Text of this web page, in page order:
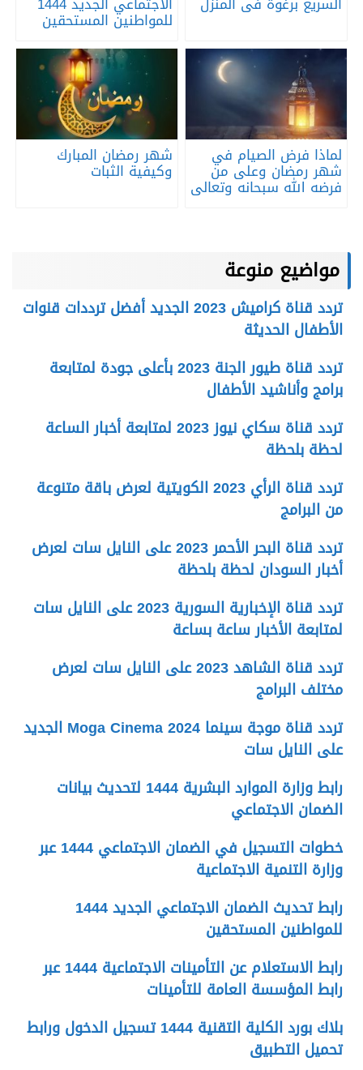
للمواطنين المستحقين
لماذا فرض الصيام في
شهر رمضان وعلى من
فرضه الله سبحانه وتعالى
شهر رمضان المبارك
وكيفية الثبات
مواضيع منوعة
تردد قناة كراميش 2023 الجديد أفضل ترددات قنوات
الأطفال الحديثة
تردد قناة طيور الجنة 2023 بأعلى جودة لمتابعة
برامج وأناشيد الأطفال
تردد قناة سكاي نيوز 2023 لمتابعة أخبار الساعة
لحظة بلحظة
تردد قناة الرأي 2023 الكويتية لعرض باقة متنوعة
من البرامج
تردد قناة البحر الأحمر 2023 على النايل سات لعرض
أخبار السودان لحظة بلحظة
تردد قناة الإخبارية السورية 2023 على النايل سات
لمتابعة الأخبار ساعة بساعة
تردد قناة الشاهد 2023 على النايل سات لعرض
مختلف البرامج
تردد قناة موجة سينما 2024 Moga Cinema الجديد
على النايل سات
رابط وزارة الموارد البشرية 1444 لتحديث بيانات
الضمان الاجتماعي
خطوات التسجيل في الضمان الاجتماعي 1444 عبر
وزارة التنمية الاجتماعية
رابط تحديث الضمان الاجتماعي الجديد 1444
للمواطنين المستحقين
رابط الاستعلام عن التأمينات الاجتماعية 1444 عبر
رابط المؤسسة العامة للتأمينات
بلاك بورد الكلية التقنية 1444 تسجيل الدخول ورابط
تحميل التطبيق